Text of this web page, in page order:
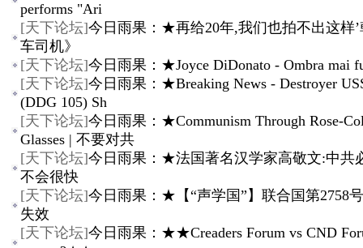
performs "Ari
[天下论坛]今日雨果：★再给20年,我们也拍不出这样
车司机》
[天下论坛]今日雨果：★Joyce DiDonato - Ombra mai
[天下论坛]今日雨果：★Breaking News - Destroyer
(DDG 105) Sh
[天下论坛]今日雨果：★Communism Through Rose-
Glasses | 不要对共
[天下论坛]今日雨果：★法国著名汉学家高敬文:中共
不会很快
[天下论坛]今日雨果：★【“声学国”】联合国第2758
失效
[天下论坛]今日雨果：★★Creaders Forum vs CND